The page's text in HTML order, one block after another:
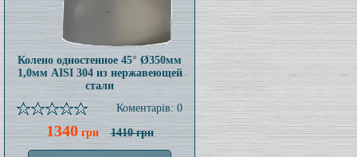
Колено одностенное 45° Ø350мм
1,0мм AISI 304 из нержавеющей
стали
Коментарів: 0
1340грн 1410 грн